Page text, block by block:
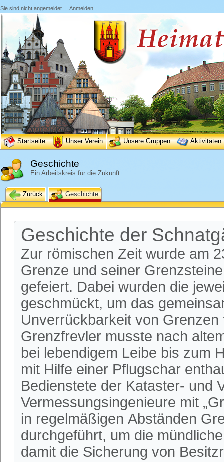
Sie sind nicht angemeldet. Anmelden
Startseite Unser Verein Unsere Gruppen Aktivitäten
Geschichte
Ein Arbeitskreis für die Zukunft
Zurück Geschichte
Geschichte der
Zur römischen Zeit wurde am
Grenze und seiner
gefeiert. Dabei wurden die
geschmückt, um das
Unverrückbarkeit von
Grenzfrevler musste nach
bei lebendigem Leibe bis zum
mit Hilfe einer Pflugschar
Bedienstete der Kataster- und
Vermessungsingenieure mit
in regelmäßigen Abständen
durchgeführt, um die
damit die Sicherung von